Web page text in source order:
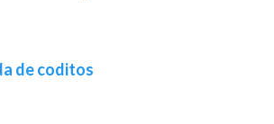
de coditos